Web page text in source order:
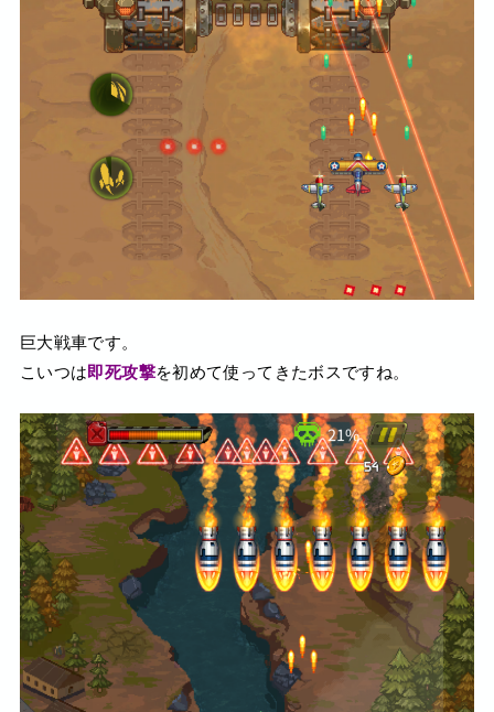
巨大戦車です。
こいつは即死攻撃を初めて使ってきたボスですね。